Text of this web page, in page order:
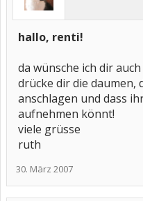
hallo, renti!
da wünsche ich dir
drücke dir die daumen,
anschlagen und dass
aufnehmen könnt!
viele grüsse
ruth
30. März 2007